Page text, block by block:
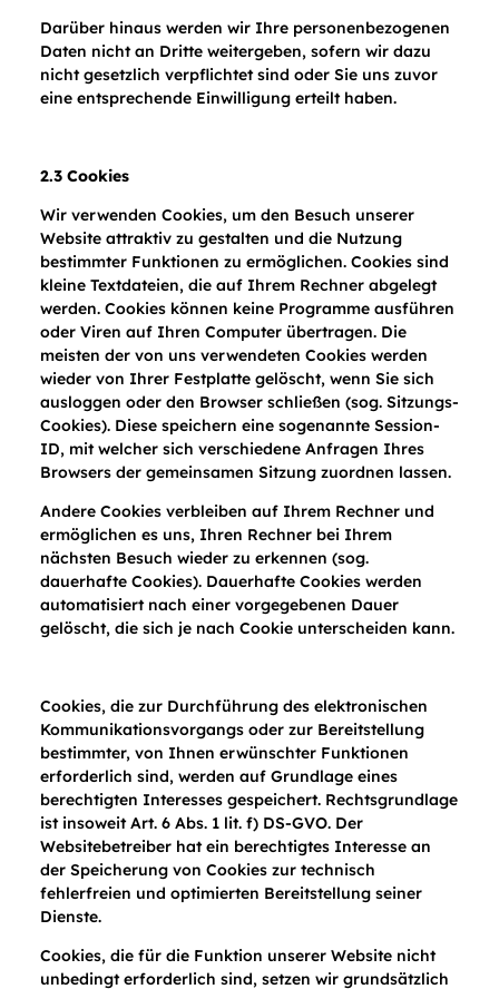
Darüber hinaus werden wir Ihre personenbezogenen
Daten nicht an Dritte weitergeben, sofern wir dazu
nicht gesetzlich verpflichtet sind oder Sie uns zuvor
eine entsprechende Einwilligung erteilt haben.
2.3 Cookies
Wir verwenden Cookies, um den Besuch unserer
Website attraktiv zu gestalten und die Nutzung
bestimmter Funktionen zu ermöglichen. Cookies sind
kleine Textdateien, die auf Ihrem Rechner abgelegt
werden. Cookies können keine Programme ausführen
oder Viren auf Ihren Computer übertragen. Die
meisten der von uns verwendeten Cookies werden
wieder von Ihrer Festplatte gelöscht, wenn Sie sich
ausloggen oder den Browser schließen (sog. Sitzungs-
Cookies). Diese speichern eine sogenannte Session-
ID, mit welcher sich verschiedene Anfragen Ihres
Browsers der gemeinsamen Sitzung zuordnen lassen.
Andere Cookies verbleiben auf Ihrem Rechner und
ermöglichen es uns, Ihren Rechner bei Ihrem
nächsten Besuch wieder zu erkennen (sog.
dauerhafte Cookies). Dauerhafte Cookies werden
automatisiert nach einer vorgegebenen Dauer
gelöscht, die sich je nach Cookie unterscheiden kann.
Cookies, die zur Durchführung des elektronischen
Kommunikationsvorgangs oder zur Bereitstellung
bestimmter, von Ihnen erwünschter Funktionen
erforderlich sind, werden auf Grundlage eines
berechtigten Interesses gespeichert. Rechtsgrundlage
ist insoweit Art. 6 Abs. 1 lit. f) DS-GVO. Der
Websitebetreiber hat ein berechtigtes Interesse an
der Speicherung von Cookies zur technisch
fehlerfreien und optimierten Bereitstellung seiner
Dienste.
Cookies, die für die Funktion unserer Website nicht
unbedingt erforderlich sind, setzen wir grundsätzlich